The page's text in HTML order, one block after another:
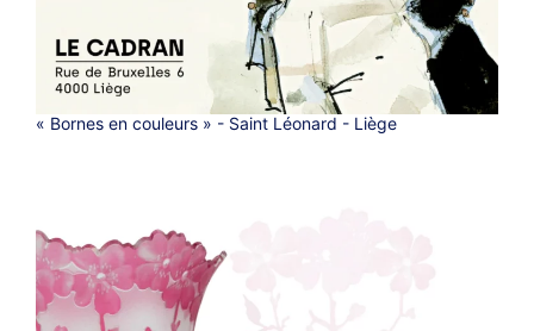
« Bornes en couleurs » - Saint Léonard - Liège